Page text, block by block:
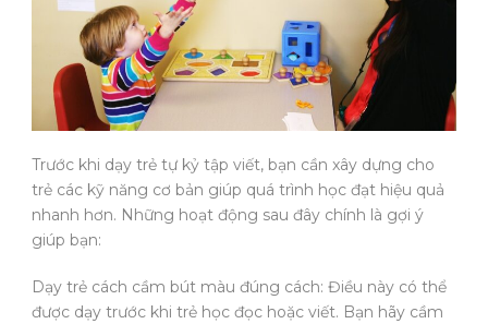
Trước khi dạy trẻ tự kỷ tập viết, bạn cần xây dựng cho
trẻ các kỹ năng cơ bản giúp quá trình học đạt hiệu quả
nhanh hơn. Những hoạt động sau đây chính là gợi ý
giúp bạn:
Dạy trẻ cách cầm bút màu đúng cách: Điều này có thể
được dạy trước khi trẻ học đọc hoặc viết. Bạn hãy cầm